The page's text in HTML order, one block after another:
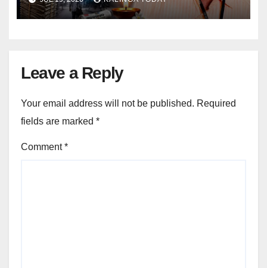
Leave a Reply
Your email address will not be published. Required
fields are marked *
Comment*